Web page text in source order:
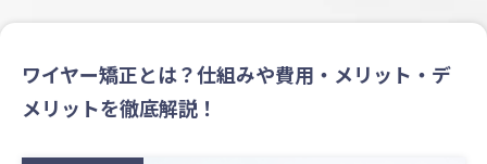
ワイヤー矯正とは？仕組みや費用・メリット・デ
メリットを徹底解説！